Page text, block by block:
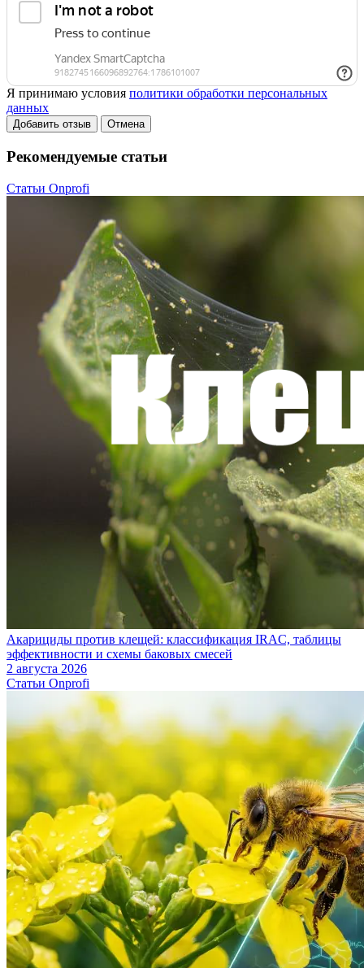
Я принимаю условия политики обработки персональных
данных
Добавить отзыв Отмена
Рекомендуемые статьи
Статьи Onprofi
Акарициды против клещей: классификация IRAC, таблицы
эффективности и схемы баковых смесей
2 августа 2026
Статьи Onprofi